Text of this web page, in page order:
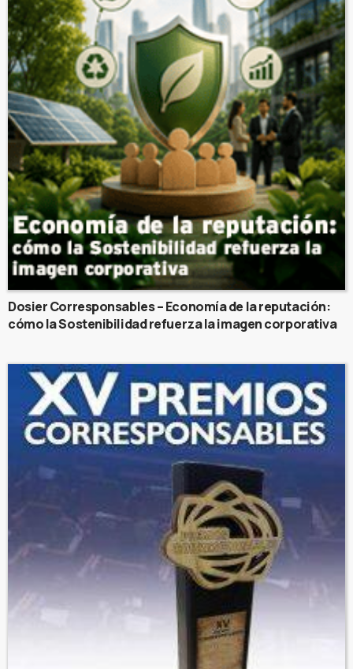
Dosier Corresponsables – Economía de la reputación:
cómo la Sostenibilidad refuerza la imagen corporativa